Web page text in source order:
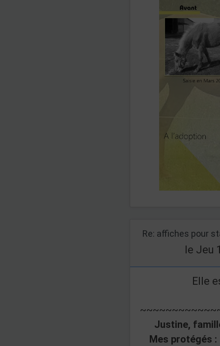
Re: affiches pour
le Jeu
Elle
Justine,
Mes protégés :